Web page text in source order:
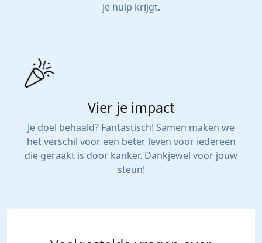
je hulp krijgt.
Vier je impact
Je doel behaald? Fantastisch! Samen maken we
het verschil voor een beter leven voor iedereen
die geraakt is door kanker. Dankjewel voor jouw
steun!